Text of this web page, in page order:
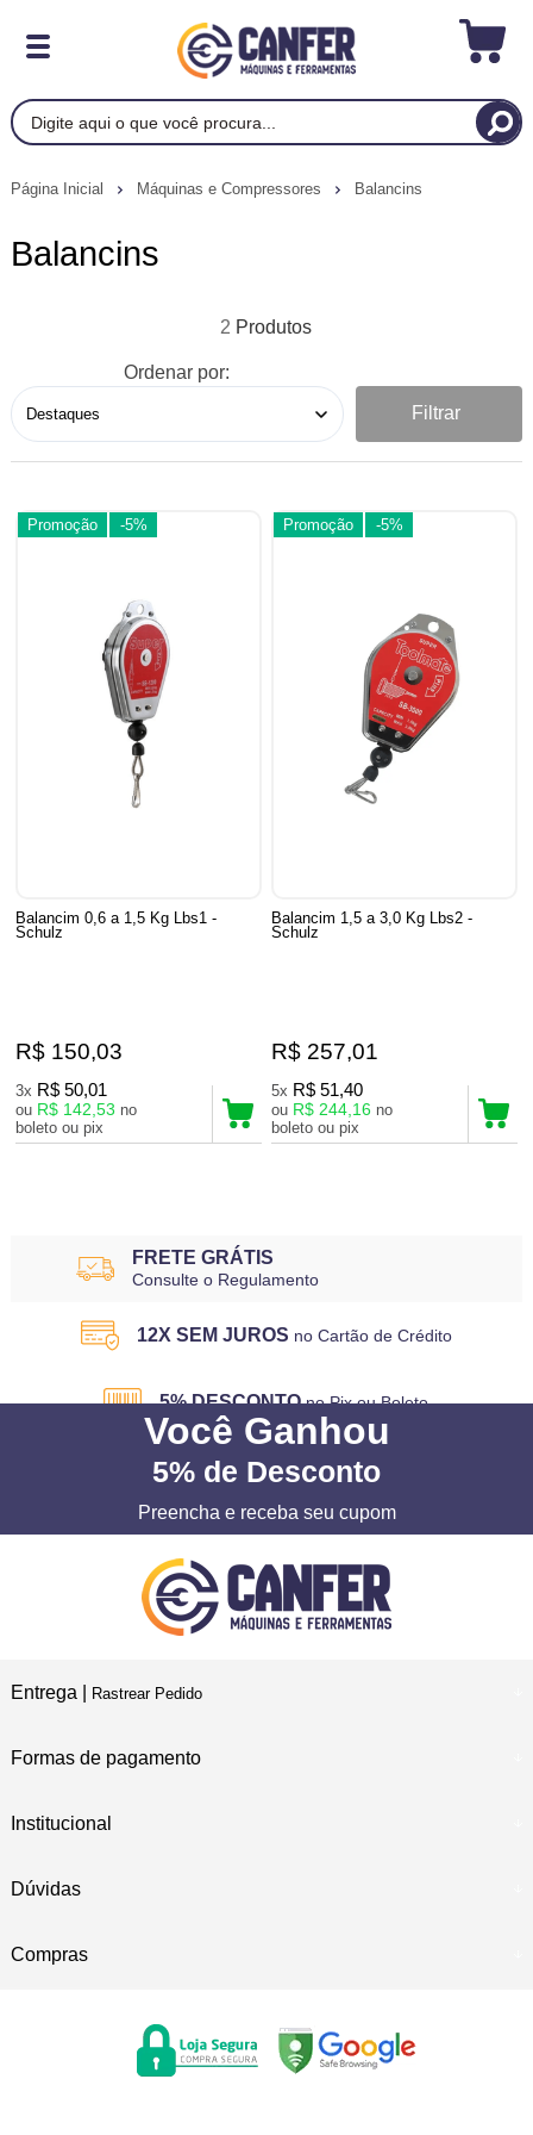
Página Inicial Máquinas e Compressores Balancins
Balancins
2
Ordenar por:
Filtrar
Promoção -5%
Balancim 0,6 a 1,5 Kg Lbs1 -
Schulz
R$ 150,03
3x R$ 50,01
ou R$ 142,53 no
boleto ou pix
Promoção -5%
Balancim 1,5 a 3,0 Kg Lbs2 -
Schulz
R$ 257,01
5x R$ 51,40
ou R$ 244,16 no
boleto ou pix
FRETE GRÁTIS
Consulte o Regulamento
12X SEM JUROS no Cartão de Crédito
5% DESCONTO no Pix ou Boleto
Você Ganhou
5% de Desconto
Preencha e receba seu cupom
Entrega | Rastrear Pedido
Formas de pagamento
Institucional
Dúvidas
Compras